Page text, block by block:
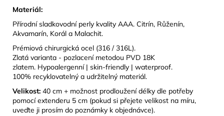
Materiál:
Přírodní sladkovodní perly kvality AAA. Citrín, Růženín,
Akvamarín, Korál a Malachit.
Prémiová chirurgická ocel (316 / 316L).
Zlatá varianta - pozlacení metodou PVD 18K
zlatem. Hypoalergenní | skin-friendly | waterproof.
100% recyklovatelný a udržitelný materiál.
Velikost: 40 cm + možnost prodloužení délky dle potřeby
pomocí extenderu 5 cm (pokud si přejete velikost na míru,
uveďte ji prosím do poznámky k objednávce).